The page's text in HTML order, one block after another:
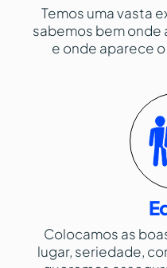
Temos uma vasta
sabemos bem
e onde aparece
Colocamos as
lugar, seriedade,